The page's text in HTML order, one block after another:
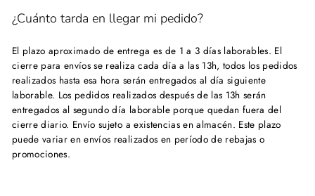
¿Cuánto tarda en llegar mi pedido?
El plazo aproximado de entrega es de 1 a 3 días laborables. El
cierre para envíos se realiza cada día a las 13h, todos los pedidos
realizados hasta esa hora serán entregados al día siguiente
laborable. Los pedidos realizados después de las 13h serán
entregados al segundo día laborable porque quedan fuera del
cierre diario. Envío sujeto a existencias en almacén. Este plazo
puede variar en envíos realizados en período de rebajas o
promociones.